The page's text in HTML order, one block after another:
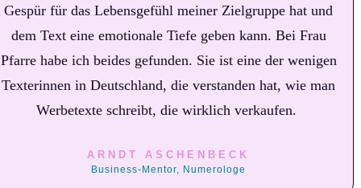
Gespür für das Lebensgefühl meiner Zielgruppe hat und
dem Text eine emotionale Tiefe geben kann. Bei Frau
Pfarre habe ich beides gefunden. Sie ist eine der wenigen
Texterinnen in Deutschland, die verstanden hat, wie man
Werbetexte schreibt, die wirklich verkaufen.
ARNDT ASCHENBECK
Business-Mentor, Numerologe